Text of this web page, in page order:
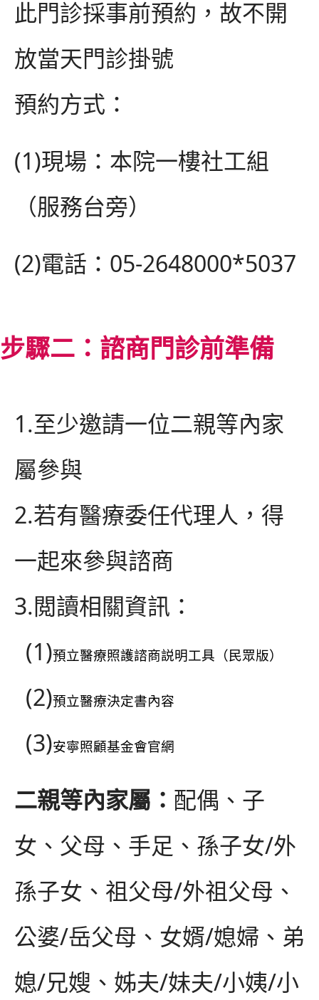
此門診採事前預約，故不開
放當天門診掛號
預約方式：
(1)現場：本院一樓社工組
（服務台旁）
(2)電話： 05-2648000*5037
步驟二：諮商門診前準備
1.至少邀請一位二親等內家
屬參與
2.若有醫療委任代理人，得
一起來參與諮商
3.閲讀相關資訊：
(1)預立醫療照護諮商説明工具（民眾版）
(2)預立醫療決定書內容
(3)安寧照顧基金會官網
二親等內家屬： 配偶、子
女、父母、手足、孫子女/外
孫子女、祖父母/外祖父母、
公婆/岳父母、女婿/媳婦、弟
媳/兄嫂、姊夫/妹夫/小姨/小